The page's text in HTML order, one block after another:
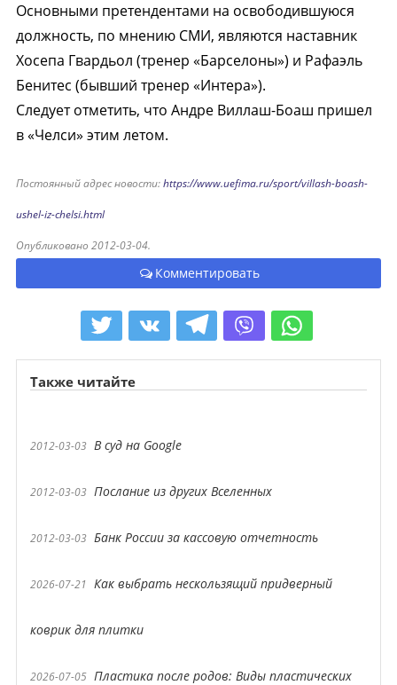
Основными претендентами на освободившуюся
должность, по мнению СМИ, являются наставник
Хосепа Гвардьол (тренер «Барселоны») и Рафаэль
Бенитес (бывший тренер «Интера»).
Следует отметить, что Андре Виллаш-Боаш пришел
в «Челси» этим летом.
Постоянный адрес новости:https://www.uefima.ru/sport/villash-boash-
ushel-iz-chelsi.html
Опубликовано 2012-03-04.
Комментировать
Также читайте
2012-03-03 В суд на Google
2012-03-03 Послание из других Вселенных
2012-03-03 Банк России за кассовую отчетность
2026-07-21 Как выбрать нескользящий придверный
коврик для плитки
2026-07-05 Пластика после родов: Виды пластических